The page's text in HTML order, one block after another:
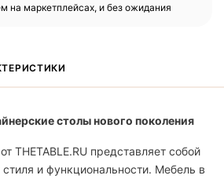
на маркетплейсах, и без ожидания
столы нового поколения
THETABLE.RU представляет собой
и функциональности. Мебель в